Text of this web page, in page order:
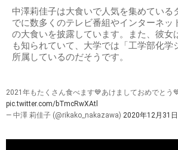
中澤莉佳子は大食いで人気を集めている
でに数多くのテレビ番組やインターネッ
の大食いを披露しています。また、彼女
も知られていて、大学では「工学部化学
所属しているのだそうです。
2021年もたくさん食べます💙あけましておめでとう
pic.twitter.com/bTmcRwXAtl
— 中澤 莉佳子 (@rikako_nakazawa) 2020年12月31日